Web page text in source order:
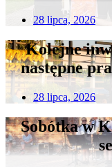
28 lipca, 2026
Kolejne
następne
28 lipca, 2026
Sobótka w